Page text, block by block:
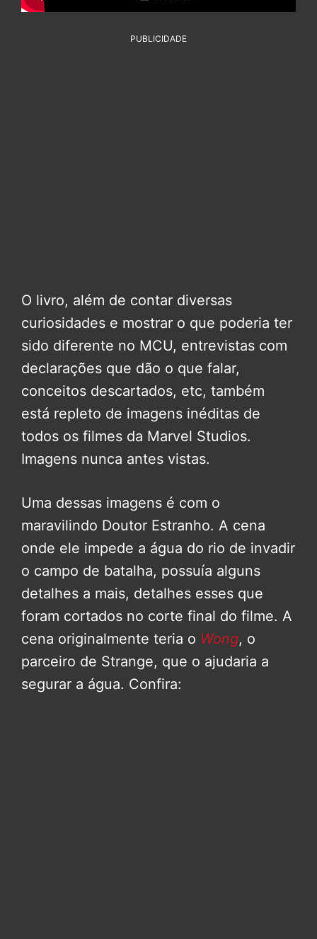
PUBLICIDADE
O livro, além de contar diversas
curiosidades e mostrar o que poderia ter
sido diferente no MCU, entrevistas com
declarações que dão o que falar,
conceitos descartados, etc, também
está repleto de imagens inéditas de
todos os filmes da Marvel Studios.
Imagens nunca antes vistas.
Uma dessas imagens é com o
maravilindo Doutor Estranho. A cena
onde ele impede a água do rio de invadir
o campo de batalha, possuía alguns
detalhes a mais, detalhes esses que
foram cortados no corte final do filme. A
cena originalmente teria o Wong, o
parceiro de Strange, que o ajudaria a
segurar a água. Confira: